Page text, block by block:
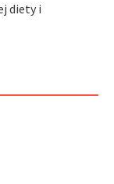
diety i